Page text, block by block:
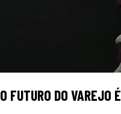
O FUTURO DO VAREJO É